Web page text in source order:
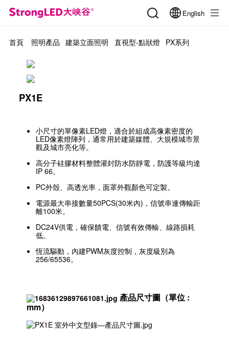
English
首頁 照明產品 建築立面照明 直視型-點狀燈 PX系列
PX1E
小尺寸的單像素LED燈，適合於組成高像素密度的
LED像素燈陣列，通常用於建築媒體、大規模城市景
觀及城市亮化等。
高分子硅膠材料整體灌封防水防靜電，防護等級均達
IP 66。
PC外殼、高透光率，面罩外觀顏色可定製。
電源最大串接數量50PCS(30米內)，信號串連傳輸距
離100米。
DC24V供電，確保饋電、信號有效傳輸、線路損耗
低。
恆流驅動，內建PWM灰度控制，灰度級別為
256/65536。
產品尺寸圖（單位 :
mm）